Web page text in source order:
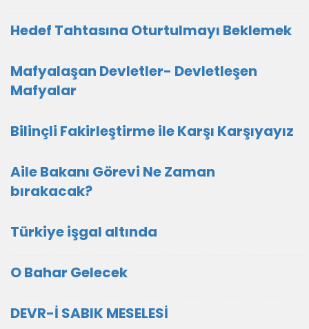
Hedef Tahtasına Oturtulmayı Beklemek
Mafyalaşan Devletler- Devletleşen
Mafyalar
Bilinçli Fakirleştirme ile Karşı Karşıyayız
Aile Bakanı Görevi Ne Zaman
bırakacak?
Türkiye işgal altında
O Bahar Gelecek
DEVR-İ SABIK MESELESİ